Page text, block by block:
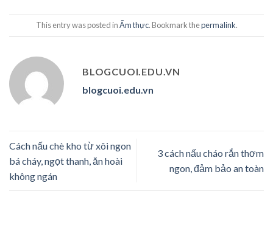
This entry was posted inẨm thực. Bookmark thepermalink.
BLOGCUOI.EDU.VN
blogcuoi.edu.vn
Cách nấu chè kho từ xôi ngon
bá cháy, ngọt thanh, ăn hoài
không ngán
3 cách nấu cháo rắn thơm
ngon, đảm bảo an toàn